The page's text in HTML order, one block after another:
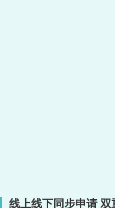
线上线下同步申请